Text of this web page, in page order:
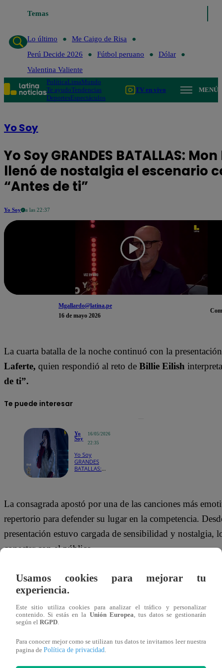
Temas
Lo último
Me Caigo de Risa
Perú Decide 2026
Fútbol peruano
Dólar
Valentina Valiente
PolíticaLimaMundo
Te ayudoTendencias
DeportesEspectáculos
TV en vivo MENÚ
Yo Soy
Yo Soy GRANDES BATALLAS:
llenó de nostalgia el escenario
“Antes de ti”
Yo Soy a las 22:37
Mgallardo@latina.pe
16 de mayo 2026
La cuarta batalla de la noche continuó con la
Laferte, quien respondió al reto de Billie Eilish
de ti”.
Te puede interesar
Yo
Soy
16/05/2026
22:35
Yo Soy
GRANDES
BATALLAS:
Laferte!
La consagrada apostó por una de las canciones más
repertorio para defender su lugar en la competencia.
presentación estuvo cargada de sensibilidad y nostalgia,
conectar con el público.
“Antes de ti, yo no conocía del amor, estaba sola y
canción”, interpretó la participante durante uno de los
destacados del show.
Además, el tema permitió mostrar el lado más
del personaje, en una puesta en escena que estuvo
emoción.
“Valió la pena todo, todo al conocerte”
Usamos cookies para mejorar tu
experiencia.
Este sitio utiliza cookies para analizar el tráfico y personalizar
contenido. Si estás en la Unión Europea, tus datos se gestionarán
según el RGPD.
Para conocer mejor como se utilizan tus datos te invitamos leer nuestra
pagina de Política de privacidad.